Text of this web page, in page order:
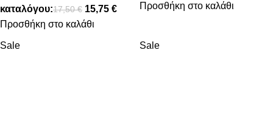
καταλόγου:17,50€ 15,75 €
Προσθήκη στο καλάθι
Προσθήκη στο καλάθι
Sale Sale